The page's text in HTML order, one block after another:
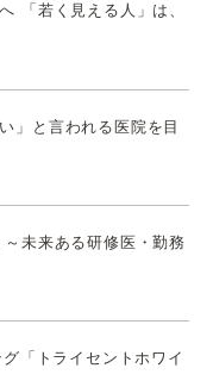
「若く見える人」は、
」と言われる医院を目
未来ある研修医・勤務
「トライセントホワイ